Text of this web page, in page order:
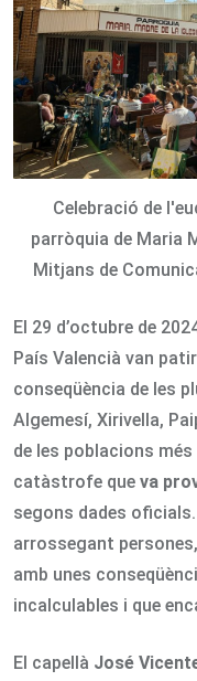
Celebració de
parròquia de Maria
Mitjans de
El 29 d’octubre de
País Valencià van
conseqüència de les
Algemesí, Xirivella,
de les poblacions
catàstrofe que va
segons dades
arrossegant
amb unes
incalculables i que
El capellà José